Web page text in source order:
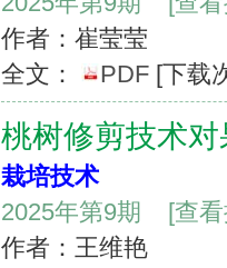
作者：崔莹莹
全文：
PDF [下载
桃树修剪技术
栽培技术
2025年第9期
[查
作者：王维艳